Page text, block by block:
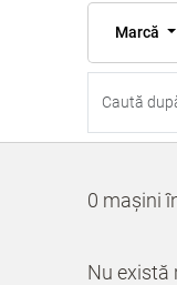
Marcă
0 mașini
Nu există